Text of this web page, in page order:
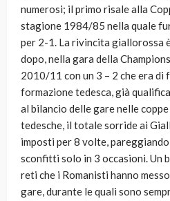
numerosi; il primo risale alla
stagione 1984/85 nella quale
per 2-1. La rivincita giallorossa
dopo, nella gara della
2010/11 con un 3 – 2 che era
formazione tedesca, già
al bilancio delle gare nelle
tedesche, il totale sorride ai
imposti per 8 volte,
sconfitti solo in 3 occasioni. Un
reti che i Romanisti hanno
gare, durante le quali sono